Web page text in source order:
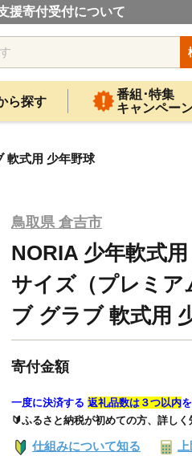
援寄付受付について
ら探す
番組･特集
キャンペー
軟式用 少年野球
鳥取県 倉吉市
NORIA 少年軟式
サイズ（プレミア
ブ グラブ 軟式用
寄付金額
一度に決済する 返礼品数は３つ以内
🔰ふるさと納税が初めての方、詳し
仕組みについて知る